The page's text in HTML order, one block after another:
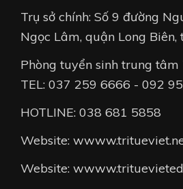
Trụ sở chính: Số 9 đường
Ngọc Lâm, quận Long
Phòng tuyển sinh trung tâm
TEL: 037 259 6666 - 092
HOTLINE: 038 681 5858
Website:
Website: